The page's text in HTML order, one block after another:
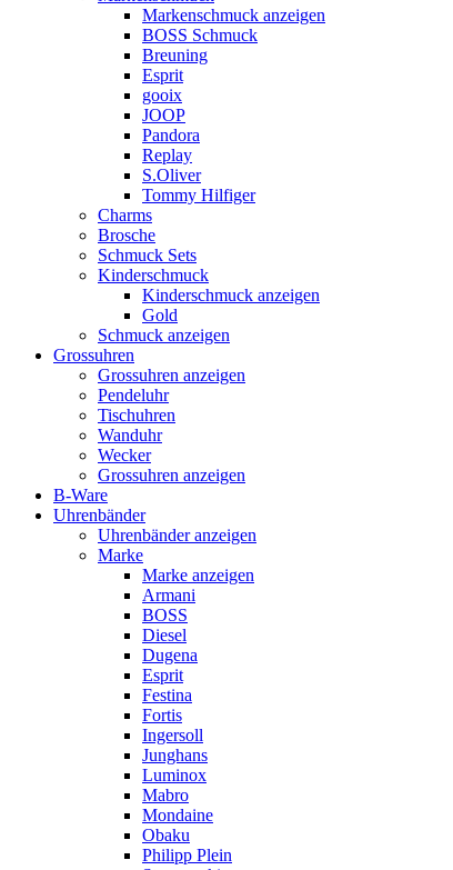
Markenschmuck anzeigen
BOSS Schmuck
Breuning
Esprit
gooix
JOOP
Pandora
Replay
S.Oliver
Tommy Hilfiger
Charms
Brosche
Schmuck Sets
Kinderschmuck
Kinderschmuck anzeigen
Gold
Schmuck anzeigen
Grossuhren
Grossuhren anzeigen
Pendeluhr
Tischuhren
Wanduhr
Wecker
Grossuhren anzeigen
B-Ware
Uhrenbänder
Uhrenbänder anzeigen
Marke
Marke anzeigen
Armani
BOSS
Diesel
Dugena
Esprit
Festina
Fortis
Ingersoll
Junghans
Luminox
Mabro
Mondaine
Obaku
Philipp Plein